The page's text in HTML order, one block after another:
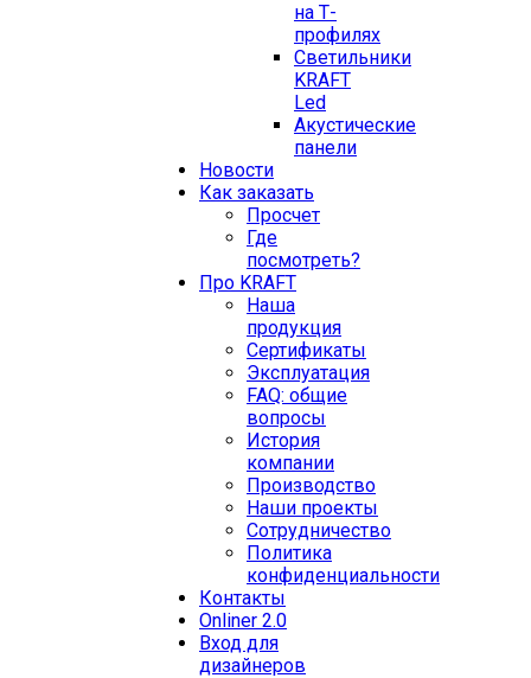
на Т-
профилях
Свeтильники
KRAFT
Led
Акустические
панели
Новости
Как заказать
Просчет
Где
посмотреть?
Про KRAFT
Наша
продукция
Сертификаты
Эксплуатация
FAQ: общие
вопросы
История
компании
Производство
Наши проекты
Сотрудничество
Политика
конфиденциальности
Контакты
Onliner 2.0
Вход для
дизайнеров